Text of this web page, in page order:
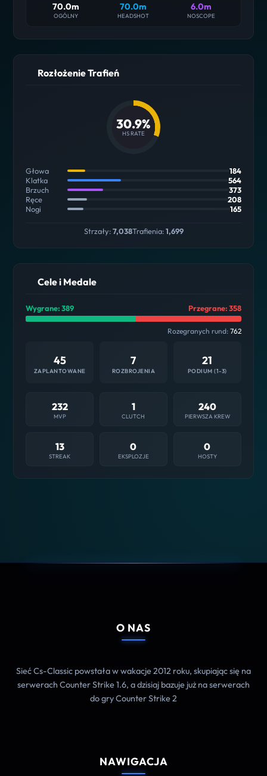
70.0m
OGÓLNY
70.0m
HEADSHOT
6.0m
NOSCOPE
Rozłożenie Trafień
30.9%
HS RATE
Głowa
184
Klatka
564
Brzuch
373
Ręce
208
Nogi
165
Strzały:7,038Trafienia:1,699
Cele i Medale
Wygrane: 389 Przegrane: 358
Rozegranych rund: 762
45
ZAPLANTOWANE
7
ROZBROJENIA
21
PODIUM (1-3)
232
MVP
1
CLUTCH
240
PIERWSZA KREW
13
STREAK
0
EKSPLOZJE
0
HOSTY
O NAS
Sieć Cs-Classic powstała w wakacje 2012 roku, skupiając się na
serwerach Counter Strike 1.6, a dzisiaj bazuje już na serwerach
do gry Counter Strike 2
NAWIGACJA